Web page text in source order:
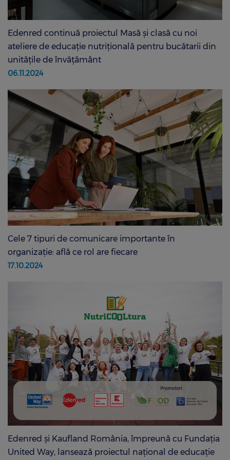
Edenred continuă proiectul Masă și clasă cu noi
ateliere de educație nutrițională pentru bucătarii din
unitățile de învățământ
06.11.2024
Cele 7 tipuri de comunicare importante în
organizație: află ce rol are fiecare
17.10.2024
Edenred și Kaufland România, împreună cu Fundația
United Way, lansează proiectul național de educație